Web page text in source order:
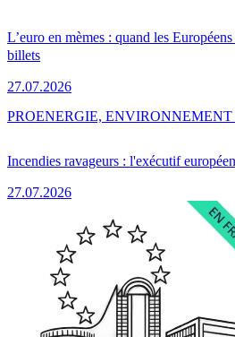
L’euro en mèmes : quand les
billets
27.07.2026
Incendies ravageurs : l'exécutif
27.07.2026
PROENERGIE, ENVIRONNEMENT